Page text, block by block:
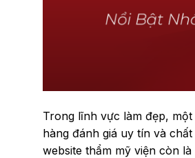
Trong lĩnh vực làm đẹp,
hàng đánh giá uy tín và
website thẩm mỹ viện còn